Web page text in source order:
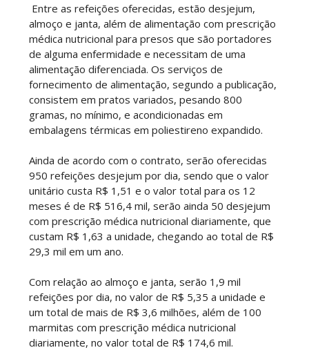
Entre as refeições oferecidas, estão desjejum,
almoço e janta, além de alimentação com prescrição
médica nutricional para presos que são portadores
de alguma enfermidade e necessitam de uma
alimentação diferenciada. Os serviços de
fornecimento de alimentação, segundo a publicação,
consistem em pratos variados, pesando 800
gramas, no mínimo, e acondicionadas em
embalagens térmicas em poliestireno expandido.
Ainda de acordo com o contrato, serão oferecidas
950 refeições desjejum por dia, sendo que o valor
unitário custa R$ 1,51 e o valor total para os 12
meses é de R$ 516,4 mil, serão ainda 50 desjejum
com prescrição médica nutricional diariamente, que
custam R$ 1,63 a unidade, chegando ao total de R$
29,3 mil em um ano.
Com relação ao almoço e janta, serão 1,9 mil
refeições por dia, no valor de R$ 5,35 a unidade e
um total de mais de R$ 3,6 milhões, além de 100
marmitas com prescrição médica nutricional
diariamente, no valor total de R$ 174,6 mil.